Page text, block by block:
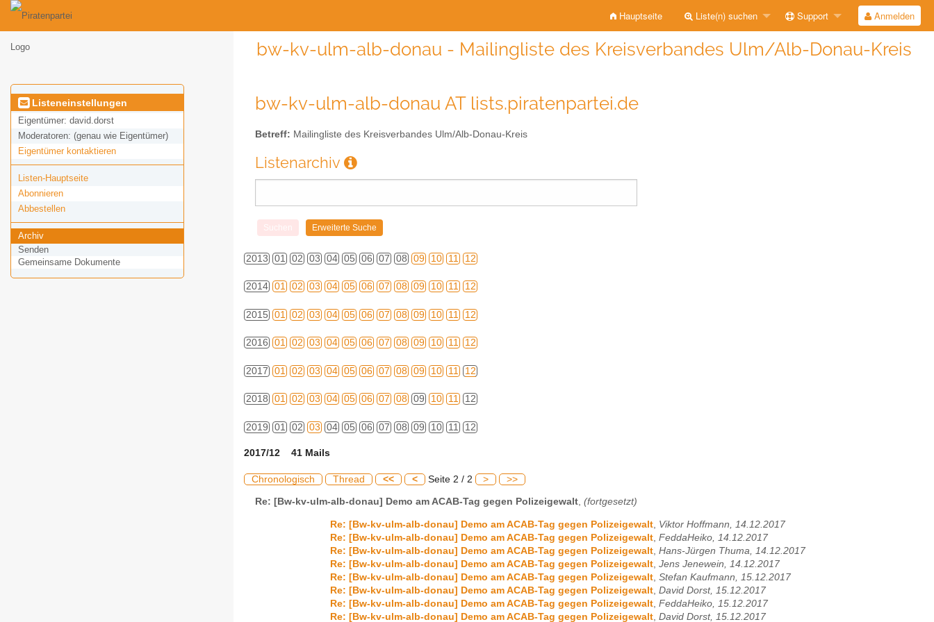
Hauptseite Liste(n) suchen Support Anmelden
bw-kv-ulm-alb-donau - Mailingliste des Kreisverbandes Ulm/Alb-Donau-Kreis
Listeneinstellungen
Eigentümer: david.dorst
Moderatoren: (genau wie Eigentümer)
Eigentümer kontaktieren
Listen-Hauptseite
Abonnieren
Abbestellen
Archiv
Senden
Gemeinsame Dokumente
bw-kv-ulm-alb-donau AT lists.piratenpartei.de
Betreff: Mailingliste des Kreisverbandes Ulm/Alb-Donau-Kreis
Listenarchiv
2013 01 02 03 04 05 06 07 08 09 10 11 12
2014 01 02 03 04 05 06 07 08 09 10 11 12
2015 01 02 03 04 05 06 07 08 09 10 11 12
2016 01 02 03 04 05 06 07 08 09 10 11 12
2017 01 02 03 04 05 06 07 08 09 10 11 12
2018 01 02 03 04 05 06 07 08 09 10 11 12
2019 01 02 03 04 05 06 07 08 09 10 11 12
2017/12 41 Mails
Chronologisch Thread << < Seite 2 / 2 > >>
Re: [Bw-kv-ulm-alb-donau] Demo am ACAB-Tag gegen Polizeigewalt, (fortgesetzt)
Re: [Bw-kv-ulm-alb-donau] Demo am ACAB-Tag gegen Polizeigewalt Viktor Hoffmann, 14.12.2017
Re: [Bw-kv-ulm-alb-donau] Demo am ACAB-Tag gegen Polizeigewalt FeddaHeiko, 14.12.2017
Re: [Bw-kv-ulm-alb-donau] Demo am ACAB-Tag gegen Polizeigewalt Hans-Jürgen Thuma, 14.12.2017
Re: [Bw-kv-ulm-alb-donau] Demo am ACAB-Tag gegen Polizeigewalt Jens Jenewein, 14.12.2017
Re: [Bw-kv-ulm-alb-donau] Demo am ACAB-Tag gegen Polizeigewalt Stefan Kaufmann, 15.12.2017
Re: [Bw-kv-ulm-alb-donau] Demo am ACAB-Tag gegen Polizeigewalt David Dorst, 15.12.2017
Re: [Bw-kv-ulm-alb-donau] Demo am ACAB-Tag gegen Polizeigewalt FeddaHeiko, 15.12.2017
Re: [Bw-kv-ulm-alb-donau] Demo am ACAB-Tag gegen Polizeigewalt David Dorst, 15.12.2017